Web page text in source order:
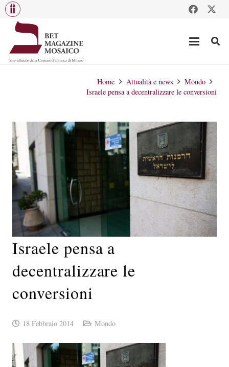
Home Attualità e news
Mondo
Israele pensa a decentralizzare le conversioni
Israele pensa a
decentralizzare le
conversioni
18 Febbraio 2014 Mondo